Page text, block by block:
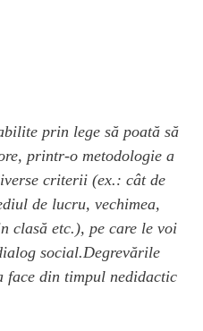
prin lege să poată să
printr-o metodologie a
criterii (ex.: cât de
de lucru, vechimea,
clasă etc.), pe care le voi
social.Degrevările
face din timpul nedidactic